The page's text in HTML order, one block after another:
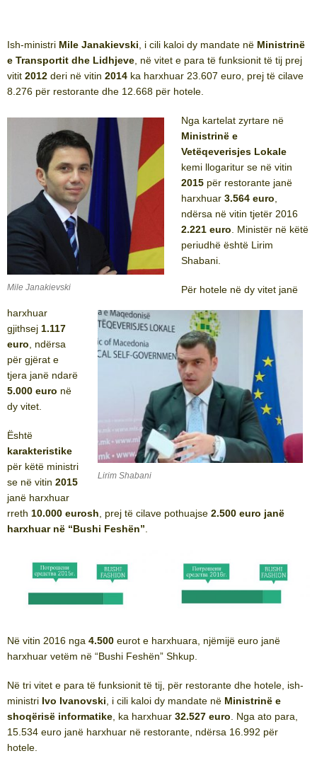
Ish-ministri Mile Janakievski , i cili kaloi dy mandate në Ministrinë
e Transportit dhe Lidhjeve , në vitet e para të funksionit të tij prej
vitit 2012 deri në vitin 2014 ka harxhuar 23.607 euro, prej të cilave
8.276 për restorante dhe 12.668 për hotele.
Mile Janakievski
Lirim Shabani
Nga kartelat zyrtare në
Ministrinë e
Vetëqeverisjes Lokale
kemi llogaritur se në vitin
2015 për restorante janë
harxhuar 3.564 euro
ndërsa në vitin tjetër 2016
2.221 euro . Ministër në këtë
periudhë është Lirim
Shabani.
Për hotele në dy vitet janë
harxhuar
gjithsej 1.117
euro , ndërsa
për gjërat e
tjera janë ndarë
5.000 euro në
dy vitet.
Është
karakteristike
për këtë ministri
se në vitin 2015
janë harxhuar
rreth 10.000 eurosh , prej të cilave pothuajse 2.500 euro janë
harxhuar në “Bushi Feshën”
Në vitin 2016 nga 4.500 eurot e harxhuara, njëmijë euro janë
harxhuar vetëm në “Bushi Feshën” Shkup.
Në tri vitet e para të funksionit të tij, për restorante dhe hotele, ish-
ministri Ivo Ivanovski , i cili kaloi dy mandate në Ministrinë e
shoqërisë informatike , ka harxhuar 32.527 euro . Nga ato para,
15.534 euro janë harxhuar në restorante, ndërsa 16.992 për
hotele.